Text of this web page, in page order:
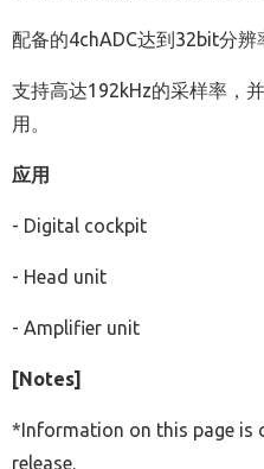
配备的4chADC达到32bit分辨
支持高达192kHz的采样率，
用。
应用
- Digital cockpit
- Head unit
- Amplifier unit
[Notes]
*Information on this page is
release.